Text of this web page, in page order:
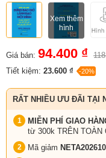
Xem thêm
hình
Giá bán: 94.400 ₫
Tiết kiệm: 23.600 ₫ -20%
RẤT NHIỀU ƯU ĐÃI TẠI
MIỄN PHÍ GIAO
từ 300k TRÊN TOÀN
Mã giảm